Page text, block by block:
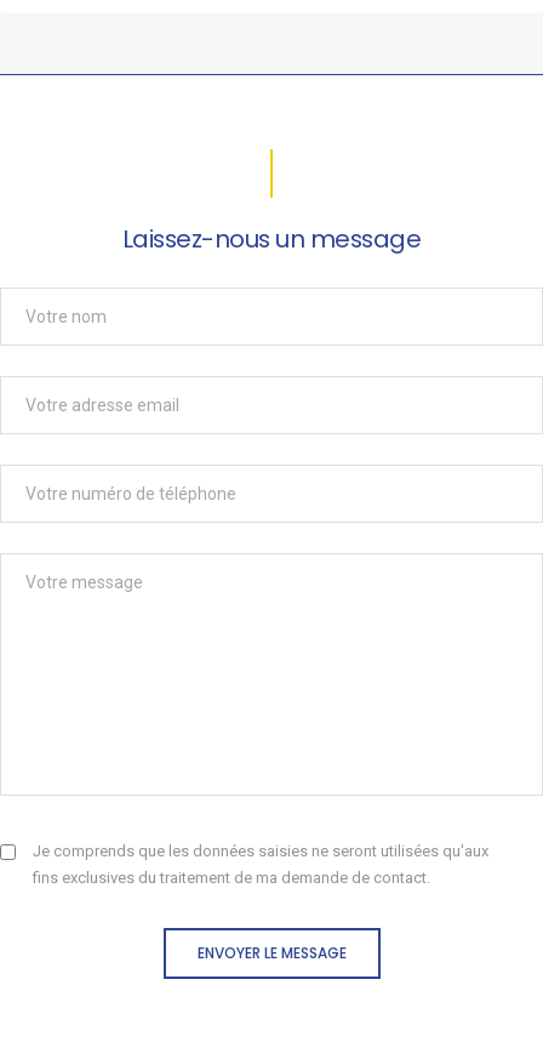
Laissez-nous un message
Je comprends que les données saisies ne seront utilisées qu'aux
fins exclusives du traitement de ma demande de contact.
ENVOYER LE MESSAGE